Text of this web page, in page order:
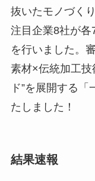
抜いたモノづく
注目企業8社が
を行いました。
素材×伝統加工技
ド”を展開する
たしました！
結果速報